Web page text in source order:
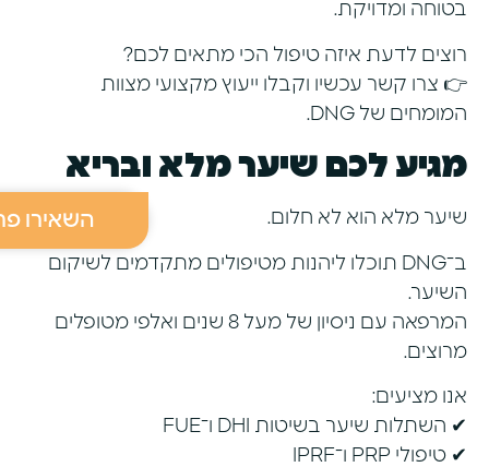
בטוחה ומדויקת.
רוצים לדעת איזה טיפול הכי מתאים לכם?
👉 צרו קשר עכשיו וקבלו ייעוץ מקצועי מצוות
המומחים של DNG.
מגיע לכם שיער מלא ובריא
שיער מלא הוא לא חלום.
ב־DNG תוכלו ליהנות מטיפולים מתקדמים לשיקום
השיער.
המרפאה עם ניסיון של מעל 8 שנים ואלפי מטופלים
מרוצים.
אנו מציעים:
✔ השתלות שיער בשיטות DHI ו־FUE
✔ טיפולי PRP ו־IPRF
השאירו